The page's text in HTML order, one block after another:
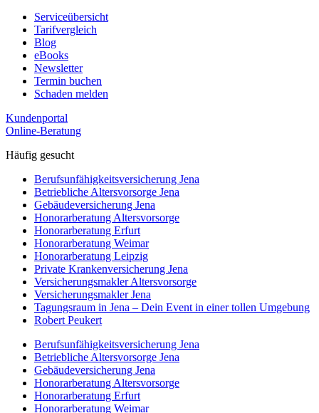
Serviceübersicht
Tarifvergleich
Blog
eBooks
Newsletter
Termin buchen
Schaden melden
Kundenportal
Online-Beratung
Häufig gesucht
Berufs­unfähigkeits­­versicherung Jena
Betriebliche Altersvorsorge Jena
Gebäudeversicherung Jena
Honorar­beratung Altersvorsorge
Honorar­beratung Erfurt
Honorar­beratung Weimar
Honorarberatung Leipzig
Private Kranken­­versicherung Jena
Versicherungsmakler Altersvorsorge
Versicherungs­makler Jena
Tagungsraum in Jena – Dein Event in einer tollen Umgebung
Robert Peukert
Berufs­unfähigkeits­­versicherung Jena
Betriebliche Altersvorsorge Jena
Gebäudeversicherung Jena
Honorar­beratung Altersvorsorge
Honorar­beratung Erfurt
Honorar­beratung Weimar